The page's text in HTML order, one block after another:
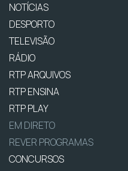
NOTÍCIAS
DESPORTO
TELEVISÃO
RÁDIO
RTP ARQUIVOS
RTP ENSINA
RTP PLAY
EM DIRETO
REVER PROGRAMAS
CONCURSOS